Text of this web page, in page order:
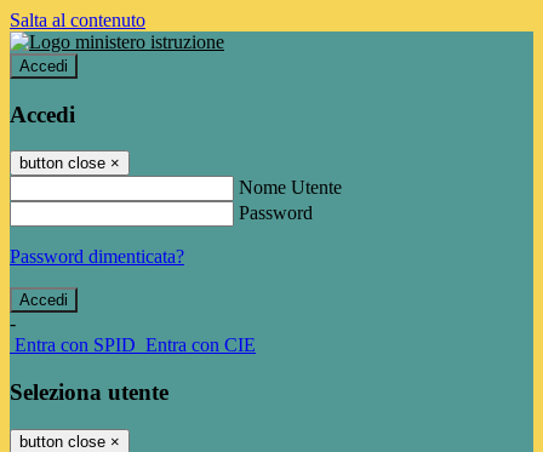
Salta al contenuto
Accedi
Accedi
button close ×
Nome Utente
Password
Password dimenticata?
-
Entra con SPID Entra con CIE
Seleziona utente
button close ×